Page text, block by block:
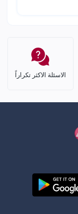
الاسئلة الاكثر تكراراً